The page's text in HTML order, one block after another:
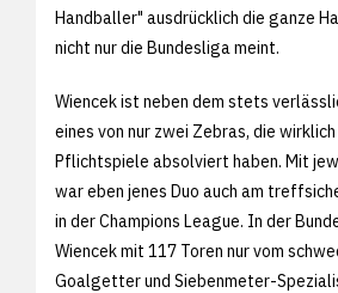
Handballer" ausdrücklich die ganze
nicht nur die Bundesliga meint.
Wiencek ist neben dem stets
eines von nur zwei Zebras, die
Pflichtspiele absolviert haben. Mit
war eben jenes Duo auch am
in der Champions League. In der
Wiencek mit 117 Toren nur vom
Goalgetter und Siebenmeter-